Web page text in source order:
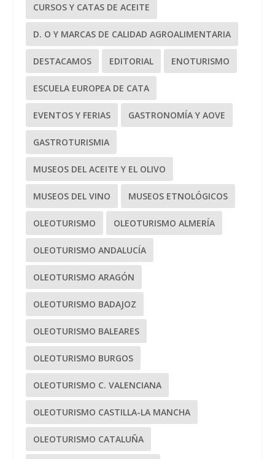
CURSOS Y CATAS DE ACEITE
D. O Y MARCAS DE CALIDAD AGROALIMENTARIA
DESTACAMOS EDITORIAL ENOTURISMO
ESCUELA EUROPEA DE CATA
EVENTOS Y FERIAS GASTRONOMÍA Y AOVE
GASTROTURISMIA
MUSEOS DEL ACEITE Y EL OLIVO
MUSEOS DEL VINO MUSEOS ETNOLÓGICOS
OLEOTURISMO OLEOTURISMO ALMERÍA
OLEOTURISMO ANDALUCÍA
OLEOTURISMO ARAGÓN
OLEOTURISMO BADAJOZ
OLEOTURISMO BALEARES
OLEOTURISMO BURGOS
OLEOTURISMO C. VALENCIANA
OLEOTURISMO CASTILLA-LA MANCHA
OLEOTURISMO CATALUÑA